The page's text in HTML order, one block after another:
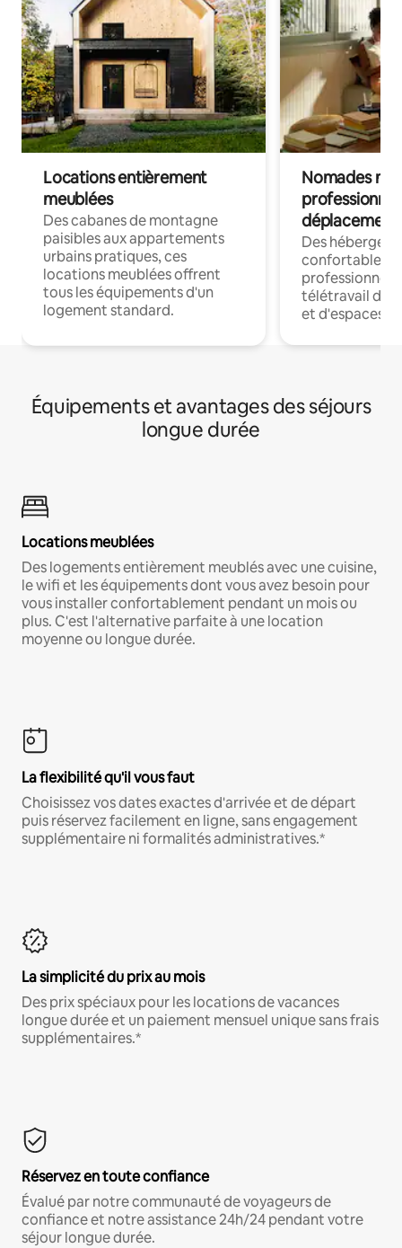
Locations entièrement
meublées
Des cabanes de montagne
paisibles aux appartements
urbains pratiques, ces
locations meublées offrent
tous les équipements d'un
logement standard.
Nomades
déplacement
Des
confortables
professionnels
télétravail
et d'espaces
Équipements et avantages des séjours
longue durée
Locations meublées
Des logements entièrement meublés avec une cuisine,
le wifi et les équipements dont vous avez besoin pour
vous installer confortablement pendant un mois ou
plus. C'est l'alternative parfaite à une location
moyenne ou longue durée.
La flexibilité qu'il vous faut
Choisissez vos dates exactes d'arrivée et de départ
puis réservez facilement en ligne, sans engagement
supplémentaire ni formalités administratives.*
La simplicité du prix au mois
Des prix spéciaux pour les locations de vacances
longue durée et un paiement mensuel unique sans frais
supplémentaires.*
Réservez en toute confiance
Évalué par notre communauté de voyageurs de
confiance et notre assistance 24h/24 pendant votre
séjour longue durée.